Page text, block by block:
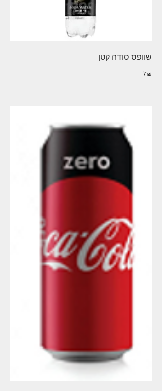
שוופס סודה קטן
‏7 ‏₪